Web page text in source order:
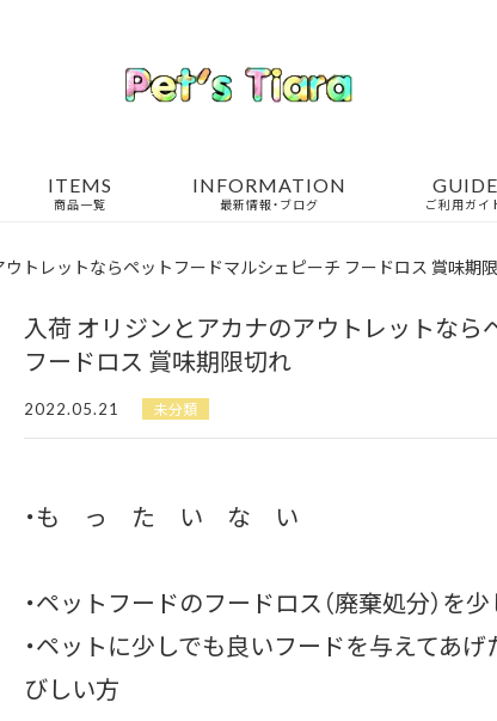
ITEMS
商品一覧
INFORMATION
最新情報・ブログ
GUIDE
ご利用ガイ
トレットならペットフードマルシェピーチ フードロス 賞味期
入荷 オリジンとアカナのアウトレットなら
フードロス 賞味期限切れ
2022.05.21 未分類
・も っ た い な い
・ペットフードのフードロス（廃棄処分）を
・ペットに少しでも良いフードを与えてあ
びしい方